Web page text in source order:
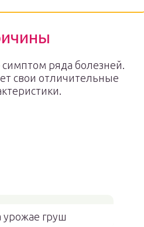
ряда болезней.
свои отличительные
урожае груш